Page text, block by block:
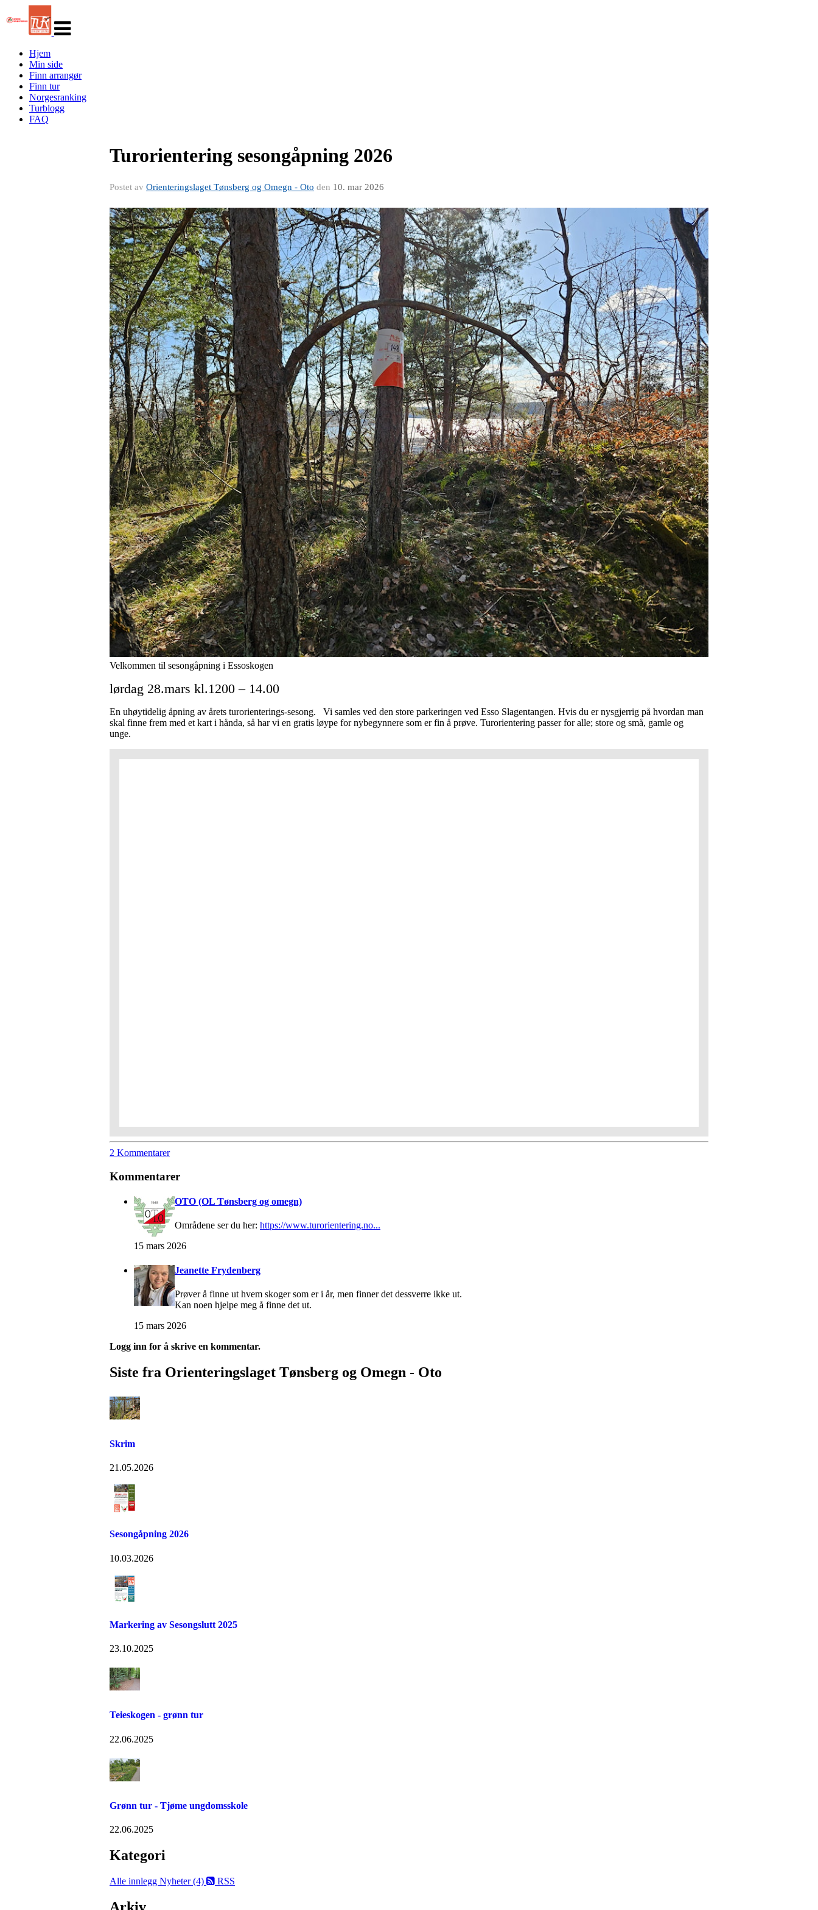
navigasjon
Hjem
Min side
Finn arrangør
Finn tur
Norgesranking
Turblogg
FAQ
Turorientering sesongåpning 2026
Postet av Orienteringslaget Tønsberg og Omegn - Oto den 10. mar 2026
Velkommen til sesongåpning i Essoskogen
lørdag 28.mars kl.1200 – 14.00
En uhøytidelig åpning av årets turorienterings-sesong. Vi samles ved den store parkeringen ved Esso Slagentangen. Hvis du er nysgjerrig på hvordan man
skal finne frem med et kart i hånda, så har vi en gratis løype for nybegynnere som er fin å prøve. Turorientering passer for alle; store og små, gamle og
unge.
2 Kommentarer
Kommentarer
OTO (OL Tønsberg og omegn)
Områdene ser du her: https://www.turorientering.no...
15 mars 2026
Jeanette Frydenberg
Prøver å finne ut hvem skoger som er i år, men finner det dessverre ikke ut.
Kan noen hjelpe meg å finne det ut.
15 mars 2026
Logg inn for å skrive en kommentar.
Siste fra Orienteringslaget Tønsberg og Omegn - Oto
Skrim
21.05.2026
Sesongåpning 2026
10.03.2026
Markering av Sesongslutt 2025
23.10.2025
Teieskogen - grønn tur
22.06.2025
Grønn tur - Tjøme ungdomsskole
22.06.2025
Kategori
Alle innlegg Nyheter (4) RSS